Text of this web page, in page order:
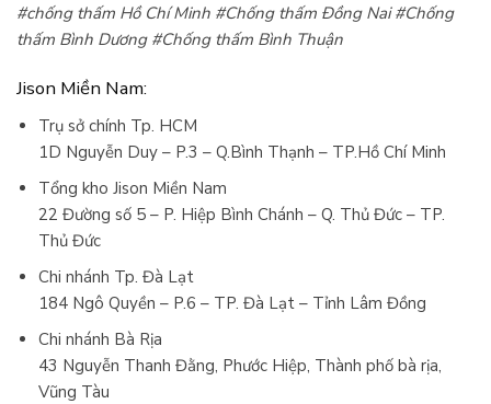
#chống thấm Hồ Chí Minh #Chống thấm Đồng Nai #Chống
thấm Bình Dương #Chống thấm Bình Thuận
Jison Miền Nam:
Trụ sở chính Tp. HCM
1D Nguyễn Duy – P.3 – Q.Bình Thạnh – TP.Hồ Chí Minh
Tổng kho Jison Miền Nam
22 Đường số 5 – P. Hiệp Bình Chánh – Q. Thủ Đức – TP.
Thủ Đức
Chi nhánh Tp. Đà Lạt
184 Ngô Quyền – P.6 – TP. Đà Lạt – Tỉnh Lâm Đồng
Chi nhánh Bà Rịa
43 Nguyễn Thanh Đằng, Phước Hiệp, Thành phố bà rịa,
Vũng Tàu